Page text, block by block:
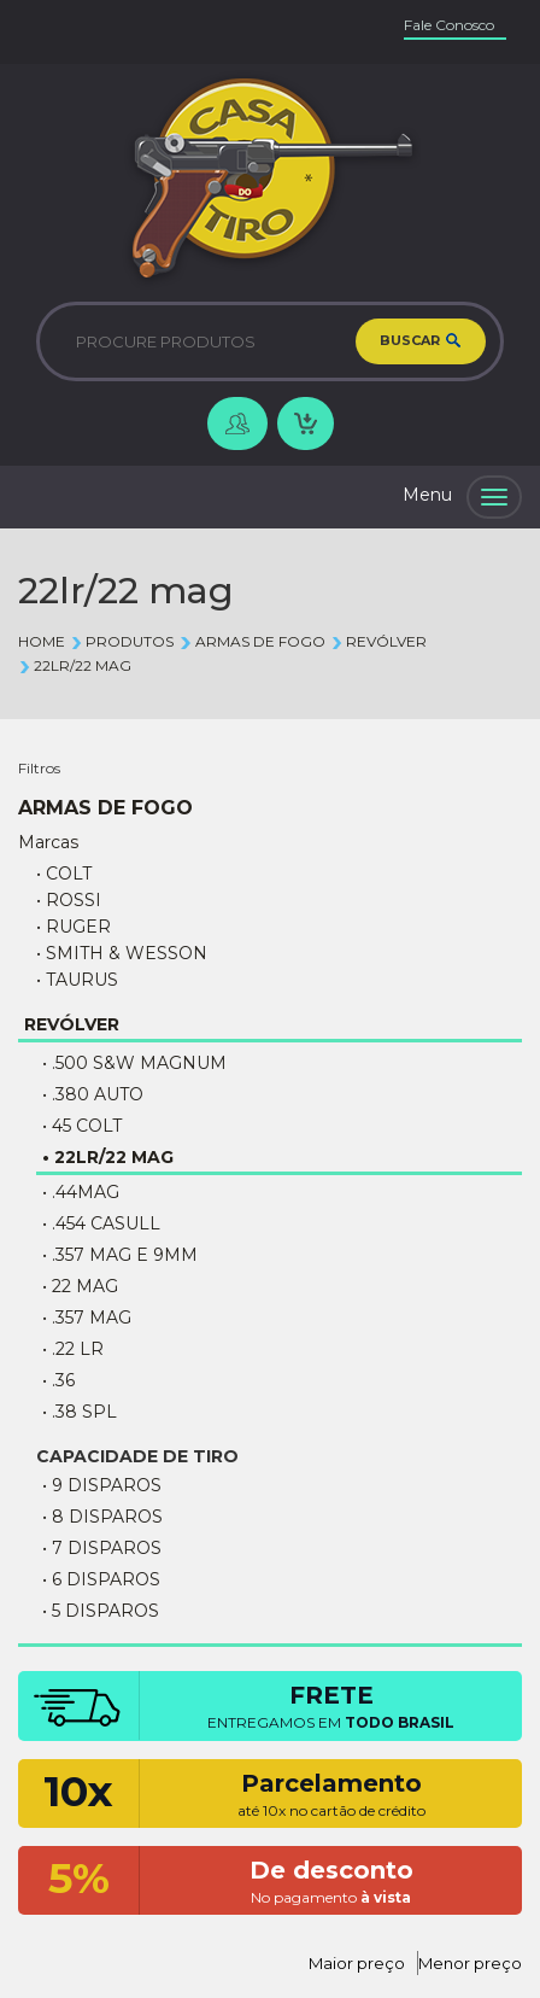
Fale Conosco
BUSCAR
22lr/22 mag
HOME PRODUTOS ARMAS DE FOGO
REVÓLVER
22LR/22 MAG
Filtros
ARMAS DE FOGO
Marcas
• COLT
• ROSSI
• RUGER
• SMITH & WESSON
• TAURUS
REVÓLVER
• .500 S&W MAGNUM
• .380 AUTO
• 45 COLT
• 22LR/22 MAG
• .44MAG
• .454 CASULL
• .357 MAG E 9MM
• 22 MAG
• .357 MAG
• .22 LR
• .36
• .38 SPL
CAPACIDADE DE TIRO
• 9 DISPAROS
• 8 DISPAROS
• 7 DISPAROS
• 6 DISPAROS
• 5 DISPAROS
FRETE
ENTREGAMOS EM TODO BRASIL
10x Parcelamento
até 10x no cartão de crédito
5% De desconto
No pagamento à vista
Maior preço Menor preço